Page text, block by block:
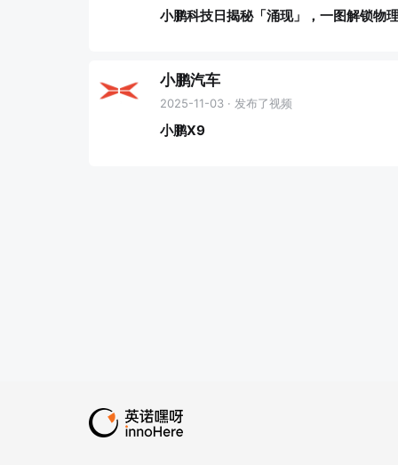
小鹏科技日揭秘「涌现」，一图解锁物
小鹏汽车
2025-11-03 · 发布了视频
小鹏X9